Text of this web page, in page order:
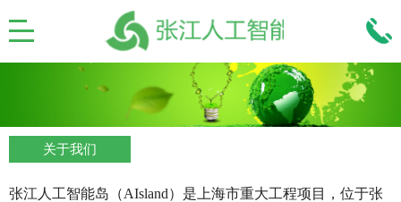
关于我们
张江人工智能岛（AIsland）是上海市重大工程项目，位于张